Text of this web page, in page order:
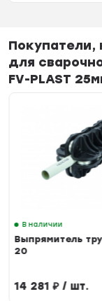
Покупатели,
для
FV-PLAST
В наличии
Выпрямитель
20
14 281₽/ шт.